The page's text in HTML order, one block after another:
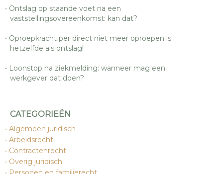
Ontslag op staande voet na een
vaststellingsovereenkomst: kan dat?
Oproepkracht per direct niet meer oproepen is
hetzelfde als ontslag!
Loonstop na ziekmelding: wanneer mag een
werkgever dat doen?
CATEGORIEËN
Algemeen juridisch
Arbeidsrecht
Contractenrecht
Overig juridisch